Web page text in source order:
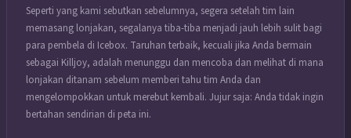
Seperti yang kami sebutkan sebelumnya, segera setelah tim lain
memasang lonjakan, segalanya tiba-tiba menjadi jauh lebih sulit bagi
para pembela di Icebox. Taruhan terbaik, kecuali jika Anda bermain
sebagai Killjoy, adalah menunggu dan mencoba dan melihat di mana
lonjakan ditanam sebelum memberi tahu tim Anda dan
mengelompokkan untuk merebut kembali. Jujur saja: Anda tidak ingin
bertahan sendirian di peta ini.